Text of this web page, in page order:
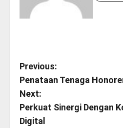
P
o
s
Previous:
Penataan Tenaga
Next:
Perkuat Sinergi Dengan
Digital